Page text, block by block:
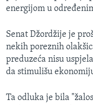
energijom u
Senat Džordžije je
nekih poreznih
preduzeća nisu
da stimulišu
Ta odluka je bila